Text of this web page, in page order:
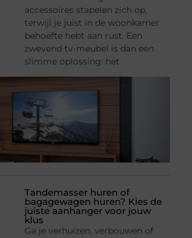
accessoires stapelen zich op,
terwijl je juist in de woonkamer
behoefte hebt aan rust. Een
zwevend tv-meubel is dan een
slimme oplossing: het
Tandemasser huren of
bagagewagen huren? Kies de
juiste aanhanger voor jouw
klus
Ga je verhuizen, verbouwen of